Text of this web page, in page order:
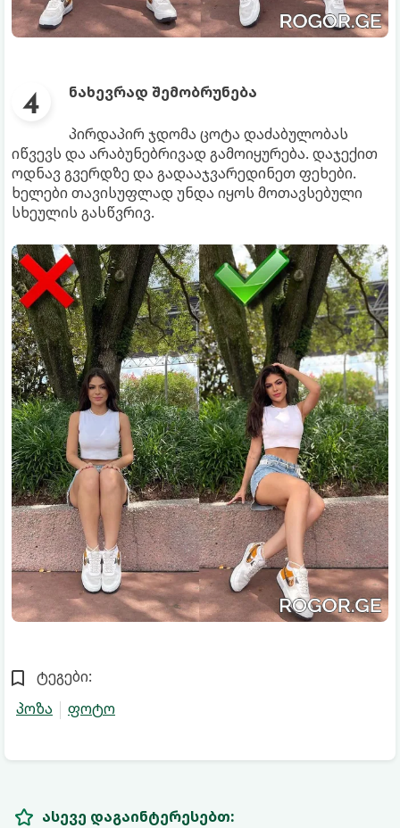
ნახევრად შემობრუნება
პირდაპირ ჯდომა ცოტა დაძაბულობას
იწვევს და არაბუნებრივად გამოიყურება. დაჯექით
ოდნავ გვერდზე და გადააჯვარედინეთ ფეხები.
ხელები თავისუფლად უნდა იყოს მოთავსებული
სხეულის გასწვრივ.
ტეგები:
პოზა
ფოტო
ასევე დაგაინტერესებთ: